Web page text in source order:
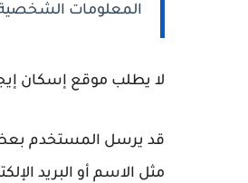
المعلومات
لا يطلب موقع إسكان
قد يرسل المستخدم بعض
مثل الاسم أو البريد